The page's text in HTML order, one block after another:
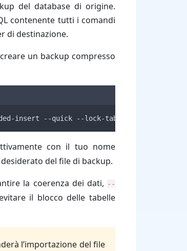
del database di origine.
contenente tutti i comandi
di destinazione.
un backup compresso
insert --quick --lock-tables=false
con il tuo nome
del file di backup.
la coerenza dei dati, --
il blocco delle tabelle
l’importazione del file